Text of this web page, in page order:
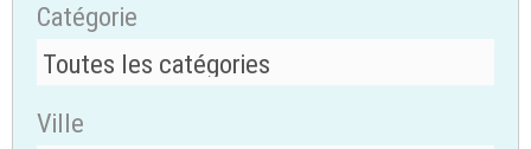
Catégorie
Ville